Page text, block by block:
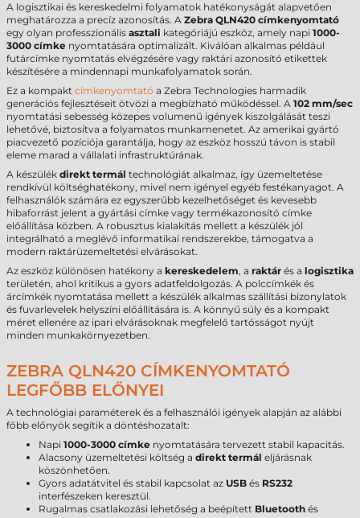
A logisztikai és kereskedelmi folyamatok hatékonyságát alapvetően
meghatározza a precíz azonosítás. A Zebra QLN420 címkenyomtató
egy olyan professzionális asztali kategóriájú eszköz, amely napi 1000-
3000 címke nyomtatására optimalizált. Kiválóan alkalmas például
futárcímke nyomtatás elvégzésére vagy raktári azonosító etikettek
készítésére a mindennapi munkafolyamatok során.
Ez a kompakt címkenyomtató a Zebra Technologies harmadik
generációs fejlesztéseit ötvözi a megbízható működéssel. A 102 mm/sec
nyomtatási sebesség közepes volumenű igények kiszolgálását teszi
lehetővé, biztosítva a folyamatos munkamenetet. Az amerikai gyártó
piacvezető pozíciója garantálja, hogy az eszköz hosszú távon is stabil
eleme marad a vállalati infrastruktúrának.
A készülék direkt termál technológiát alkalmaz, így üzemeltetése
rendkívül költséghatékony, mivel nem igényel egyéb festékanyagot. A
felhasználók számára ez egyszerűbb kezelhetőséget és kevesebb
hibaforrást jelent a gyártási címke vagy termékazonosító címke
előállítása közben. A robusztus kialakítás mellett a készülék jól
integrálható a meglévő informatikai rendszerekbe, támogatva a
modern raktárüzemeltetési elvárásokat.
Az eszköz különösen hatékony a kereskedelem, a raktár és a logisztika
területén, ahol kritikus a gyors adatfeldolgozás. A polccímkék és
árcímkék nyomtatása mellett a készülék alkalmas szállítási bizonylatok
és fuvarlevelek helyszíni előállítására is. A könnyű súly és a kompakt
méret ellenére az ipari elvárásoknak megfelelő tartósságot nyújt
minden munkakörnyezetben.
ZEBRA QLN420 CÍMKENYOMTATÓ
LEGFŐBB ELŐNYEI
A technológiai paraméterek és a felhasználói igények alapján az alábbi
főbb előnyök segítik a döntéshozatalt:
Napi 1000-3000 címke nyomtatására tervezett stabil kapacitás.
Alacsony üzemeltetési költség a direkt termál eljárásnak
köszönhetően.
Gyors adatátvitel és stabil kapcsolat az USB és RS232
interfészeken keresztül.
Rugalmas csatlakozási lehetőség a beépített Bluetooth és